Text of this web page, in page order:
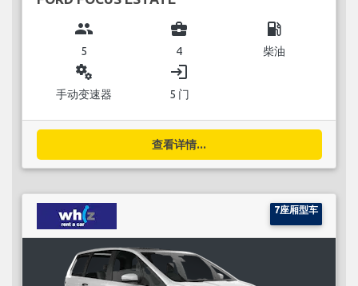
group
5
business_center
4
local_gas_station
柴油
miscellaneous_services
手动变速器
login
5 门
查看详情...
7座厢型车